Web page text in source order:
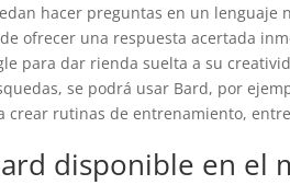
hacer preguntas en un
ofrecer una respuesta acertada
para dar rienda suelta a su
se podrá usar Bard, por
crear rutinas de entrenamiento,
disponible en el